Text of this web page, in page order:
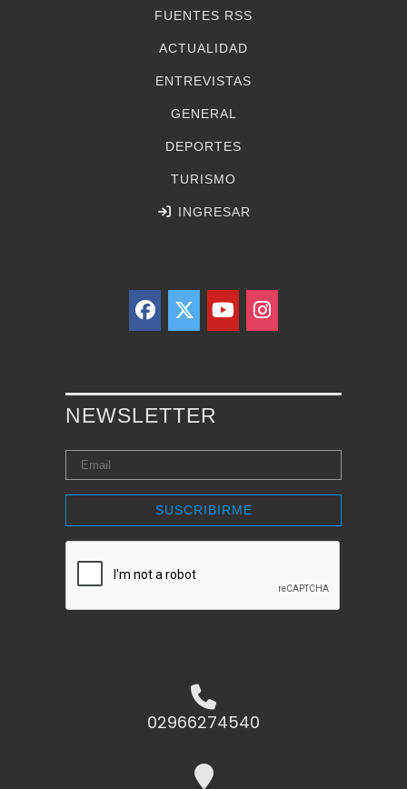
FUENTES RSS
ACTUALIDAD
ENTREVISTAS
GENERAL
DEPORTES
TURISMO
INGRESAR
NEWSLETTER
SUSCRIBIRME
02966274540